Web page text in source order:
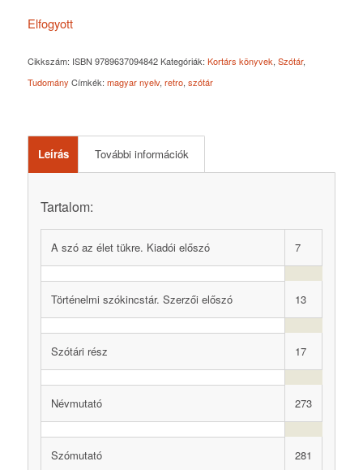
Elfogyott
Cikkszám: ISBN 9789637094842 Kategóriák: Kortárs könyvek, Szótár,
Tudomány Címkék: magyar nyelv, retro, szótár
Leírás További információk
Tartalom:
A szó az élet tükre. Kiadói előszó 7
Történelmi szókincstár. Szerzői előszó 13
Szótári rész 17
Névmutató 273
Szómutató 281